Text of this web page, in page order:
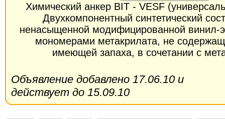
Химический анкер BIT - VESF
Двухкомпонентный синтетический
ненасыщенной модифицированной винил-
мономерами метакрилата, не
имеющей запаха, в сочетании с
Объявление добавлено 17.06.10 и
действует до 15.09.10